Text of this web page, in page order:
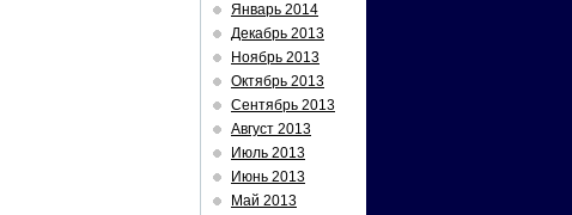
Январь 2014
Декабрь 2013
Ноябрь 2013
Октябрь 2013
Сентябрь 2013
Август 2013
Июль 2013
Июнь 2013
Май 2013